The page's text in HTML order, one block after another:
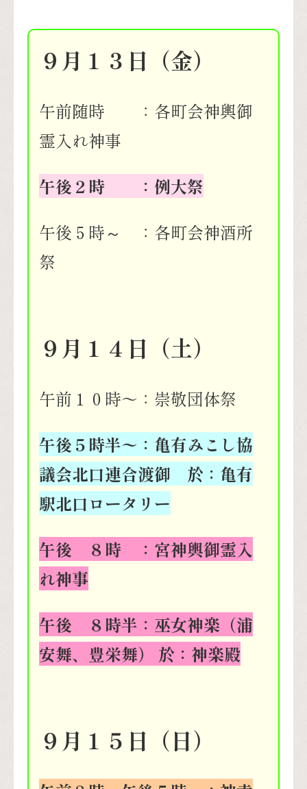
９月１３日（金）
午前随時 ：各町会神輿御
霊入れ神事
午後２時 ：例大祭
午後５時～ ：各町会神酒所
祭
９月１４日（土）
午前１０時〜：崇敬団体祭
午後５時半〜：亀有みこし協
議会北口連合渡御 於：亀有
駅北口ロータリー
午後 ８時 ：宮神輿御霊入
れ神事
午後 ８時半：巫女神楽（浦
安舞、豊栄舞） 於：神楽殿
９月１５日（日）